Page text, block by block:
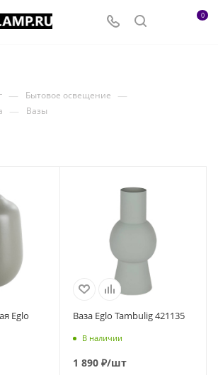
0
— Бытовое освещение —
— Вазы
Eglo
Ваза Eglo Tambulig 421135
В наличии
1 890₽/шт